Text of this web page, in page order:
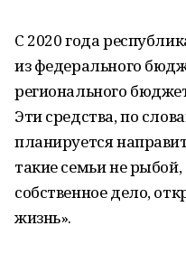
С 2020 года
из федерального
регионального
Эти средства, по
планируется
такие семьи не
собственное дело,
жизнь».